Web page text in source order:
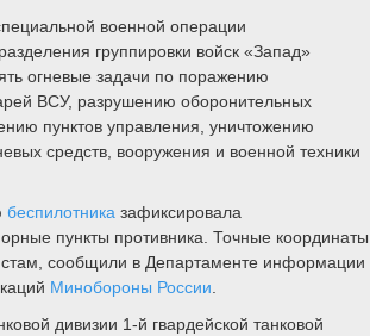
военной операции
группировки войск «Запад»
огневые задачи по поражению
ВСУ, разрушению оборонительных
пунктов управления, уничтожению
средств, вооружения и военной техники
беспилотника зафиксировала
пункты противника. Точные координаты
сообщили в Департаменте информации
Минобороны России.
дивизии 1-й гвардейской танковой